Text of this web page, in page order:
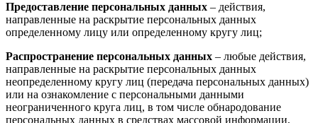
Предоставление персональных данных – действия,
направленные на раскрытие персональных данных
определенному лицу или определенному кругу лиц;
Распространение персональных данных – любые действия,
направленные на раскрытие персональных данных
неопределенному кругу лиц (передача персональных данных)
или на ознакомление с персональными данными
неограниченного круга лиц, в том числе обнародование
персональных данных в средствах массовой информации,